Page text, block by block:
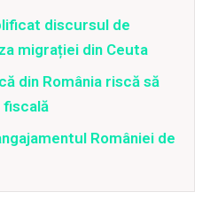
discursul de
migrației din Ceuta
din România riscă să
României de